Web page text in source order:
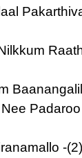
Padaroo
-(2)